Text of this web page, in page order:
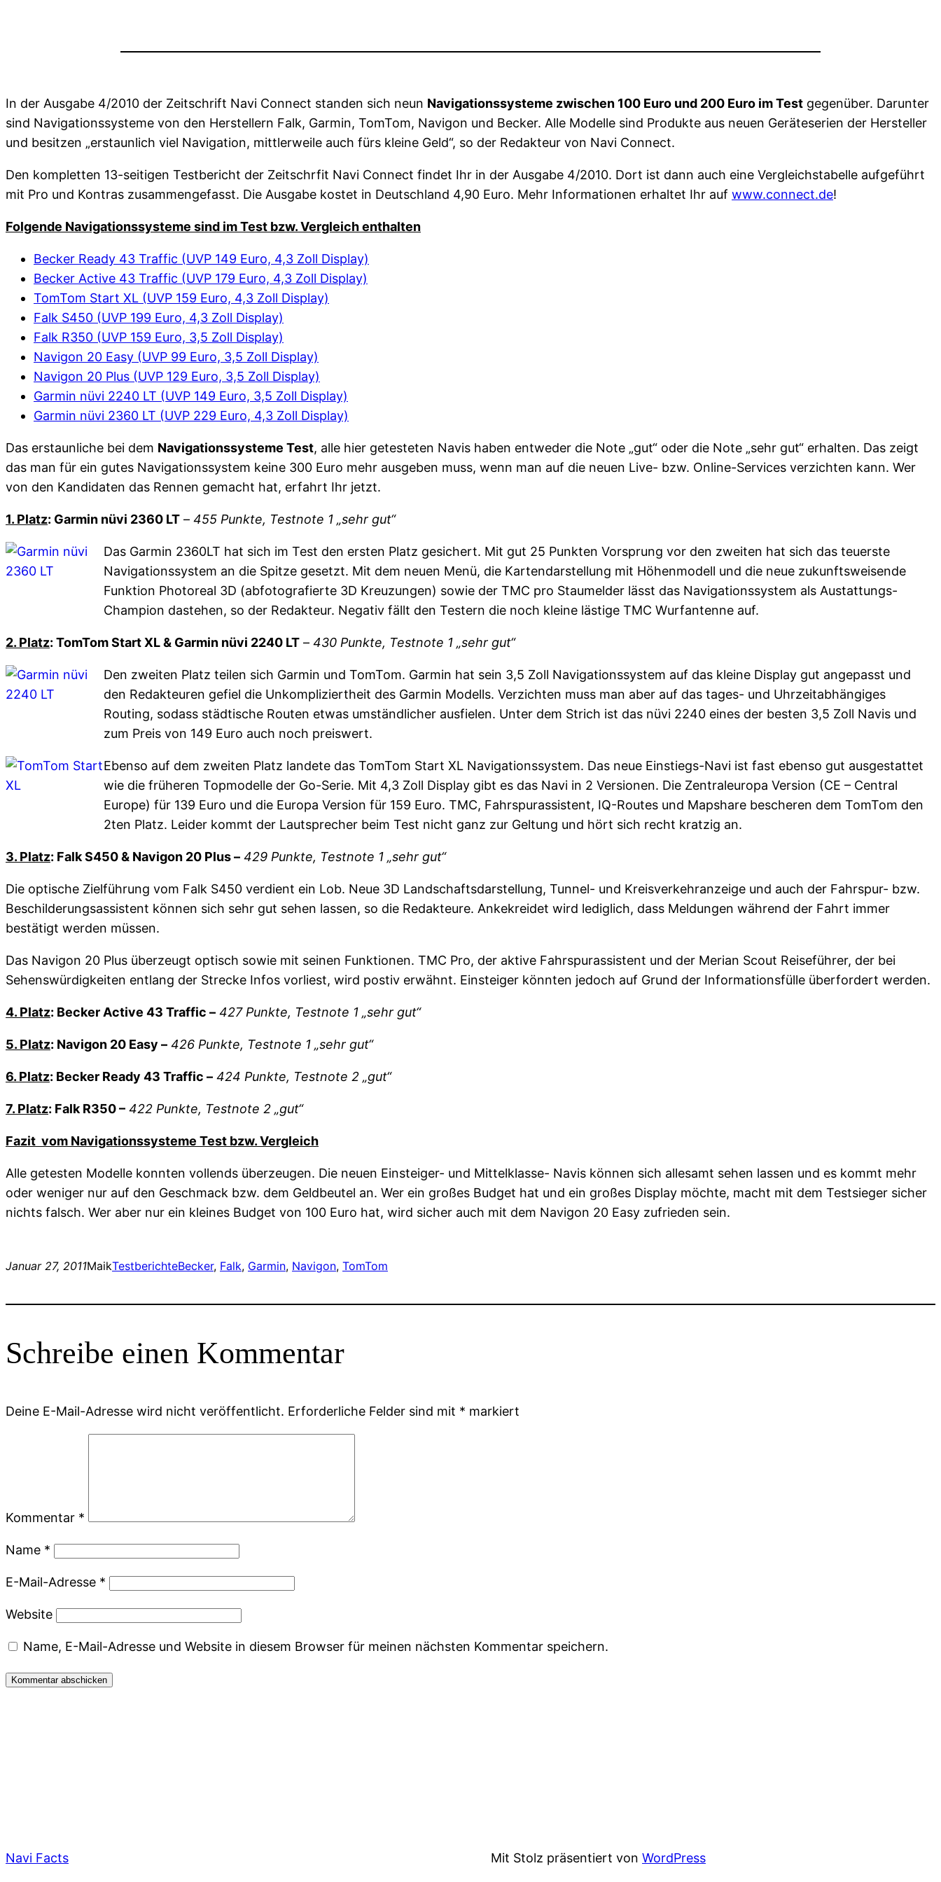
In der Ausgabe 4/2010 der Zeitschrift Navi Connect standen sich neun Navigationssysteme zwischen 100 Euro und 200 Euro im Test gegenüber. Darunter
sind Navigationssysteme von den Herstellern Falk, Garmin, TomTom, Navigon und Becker. Alle Modelle sind Produkte aus neuen Geräteserien der Hersteller
und besitzen „erstaunlich viel Navigation, mittlerweile auch fürs kleine Geld“, so der Redakteur von Navi Connect.
Den kompletten 13-seitigen Testbericht der Zeitschrfit Navi Connect findet Ihr in der Ausgabe 4/2010. Dort ist dann auch eine Vergleichstabelle aufgeführt
mit Pro und Kontras zusammengefasst. Die Ausgabe kostet in Deutschland 4,90 Euro. Mehr Informationen erhaltet Ihr auf www.connect.de!
Folgende Navigationssysteme sind im Test bzw. Vergleich enthalten
Becker Ready 43 Traffic (UVP 149 Euro, 4,3 Zoll Display)
Becker Active 43 Traffic (UVP 179 Euro, 4,3 Zoll Display)
TomTom Start XL (UVP 159 Euro, 4,3 Zoll Display)
Falk S450 (UVP 199 Euro, 4,3 Zoll Display)
Falk R350 (UVP 159 Euro, 3,5 Zoll Display)
Navigon 20 Easy (UVP 99 Euro, 3,5 Zoll Display)
Navigon 20 Plus (UVP 129 Euro, 3,5 Zoll Display)
Garmin nüvi 2240 LT (UVP 149 Euro, 3,5 Zoll Display)
Garmin nüvi 2360 LT (UVP 229 Euro, 4,3 Zoll Display)
Das erstaunliche bei dem Navigationssysteme Test, alle hier getesteten Navis haben entweder die Note „gut“ oder die Note „sehr gut“ erhalten. Das zeigt
das man für ein gutes Navigationssystem keine 300 Euro mehr ausgeben muss, wenn man auf die neuen Live- bzw. Online-Services verzichten kann. Wer
von den Kandidaten das Rennen gemacht hat, erfahrt Ihr jetzt.
1. Platz: Garmin nüvi 2360 LT – 455 Punkte, Testnote 1 „sehr gut“
Das Garmin 2360LT hat sich im Test den ersten Platz gesichert. Mit gut 25 Punkten Vorsprung vor den zweiten hat sich das teuerste
Navigationssystem an die Spitze gesetzt. Mit dem neuen Menü, die Kartendarstellung mit Höhenmodell und die neue zukunftsweisende
Funktion Photoreal 3D (abfotografierte 3D Kreuzungen) sowie der TMC pro Staumelder lässt das Navigationssystem als Austattungs-
Champion dastehen, so der Redakteur. Negativ fällt den Testern die noch kleine lästige TMC Wurfantenne auf.
2. Platz: TomTom Start XL & Garmin nüvi 2240 LT – 430 Punkte, Testnote 1 „sehr gut“
Den zweiten Platz teilen sich Garmin und TomTom. Garmin hat sein 3,5 Zoll Navigationssystem auf das kleine Display gut angepasst und
den Redakteuren gefiel die Unkompliziertheit des Garmin Modells. Verzichten muss man aber auf das tages- und Uhrzeitabhängiges
Routing, sodass städtische Routen etwas umständlicher ausfielen. Unter dem Strich ist das nüvi 2240 eines der besten 3,5 Zoll Navis und
zum Preis von 149 Euro auch noch preiswert.
Ebenso auf dem zweiten Platz landete das TomTom Start XL Navigationssystem. Das neue Einstiegs-Navi ist fast ebenso gut ausgestattet
wie die früheren Topmodelle der Go-Serie. Mit 4,3 Zoll Display gibt es das Navi in 2 Versionen. Die Zentraleuropa Version (CE – Central
Europe) für 139 Euro und die Europa Version für 159 Euro. TMC, Fahrspurassistent, IQ-Routes und Mapshare bescheren dem TomTom den
2ten Platz. Leider kommt der Lautsprecher beim Test nicht ganz zur Geltung und hört sich recht kratzig an.
3. Platz: Falk S450 & Navigon 20 Plus – 429 Punkte, Testnote 1 „sehr gut“
Die optische Zielführung vom Falk S450 verdient ein Lob. Neue 3D Landschaftsdarstellung, Tunnel- und Kreisverkehranzeige und auch der Fahrspur- bzw.
Beschilderungsassistent können sich sehr gut sehen lassen, so die Redakteure. Ankekreidet wird lediglich, dass Meldungen während der Fahrt immer
bestätigt werden müssen.
Das Navigon 20 Plus überzeugt optisch sowie mit seinen Funktionen. TMC Pro, der aktive Fahrspurassistent und der Merian Scout Reiseführer, der bei
Sehenswürdigkeiten entlang der Strecke Infos vorliest, wird postiv erwähnt. Einsteiger könnten jedoch auf Grund der Informationsfülle überfordert werden.
4. Platz: Becker Active 43 Traffic – 427 Punkte, Testnote 1 „sehr gut“
5. Platz: Navigon 20 Easy – 426 Punkte, Testnote 1 „sehr gut“
6. Platz: Becker Ready 43 Traffic – 424 Punkte, Testnote 2 „gut“
7. Platz: Falk R350 – 422 Punkte, Testnote 2 „gut“
Fazit vom Navigationssysteme Test bzw. Vergleich
Alle getesten Modelle konnten vollends überzeugen. Die neuen Einsteiger- und Mittelklasse- Navis können sich allesamt sehen lassen und es kommt mehr
oder weniger nur auf den Geschmack bzw. dem Geldbeutel an. Wer ein großes Budget hat und ein großes Display möchte, macht mit dem Testsieger sicher
nichts falsch. Wer aber nur ein kleines Budget von 100 Euro hat, wird sicher auch mit dem Navigon 20 Easy zufrieden sein.
Januar 27, 2011MaikTestberichteBecker, Falk, Garmin, Navigon, TomTom
Schreibe einen Kommentar
Deine E-Mail-Adresse wird nicht veröffentlicht. Erforderliche Felder sind mit * markiert
Kommentar *
Name *
E-Mail-Adresse *
Website
Name, E-Mail-Adresse und Website in diesem Browser für meinen nächsten Kommentar speichern.
Navi Facts Mit Stolz präsentiert von WordPress